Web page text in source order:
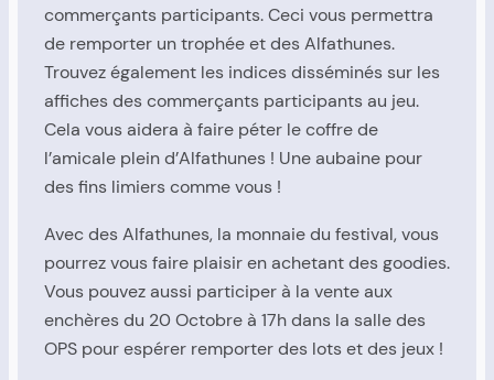
commerçants participants. Ceci vous permettra
de remporter un trophée et des Alfathunes.
Trouvez également les indices disséminés sur les
affiches des commerçants participants au jeu.
Cela vous aidera à faire péter le coffre de
l’amicale plein d’Alfathunes ! Une aubaine pour
des fins limiers comme vous !
Avec des Alfathunes, la monnaie du festival, vous
pourrez vous faire plaisir en achetant des goodies.
Vous pouvez aussi participer à la vente aux
enchères du 20 Octobre à 17h dans la salle des
OPS pour espérer remporter des lots et des jeux !